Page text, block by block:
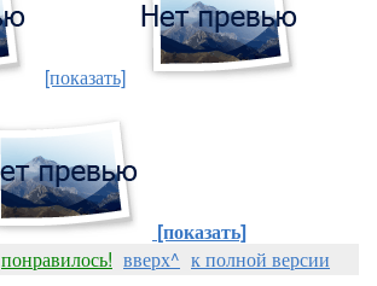
[показать]
[показать]
понравилось! вверх^ к полной версии